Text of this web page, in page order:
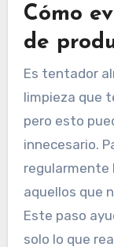
Cómo
de
Es tentador
limpieza que
pero esto
innecesario.
regularmente
aquellos que
Este paso
solo lo que